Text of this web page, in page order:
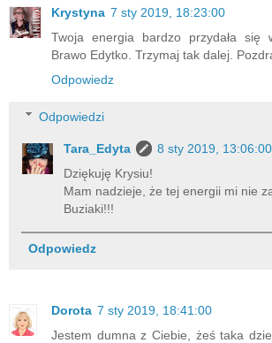
Krystyna 7 sty 2019, 18:23:00
Twoja energia bardzo przydała się
Brawo Edytko. Trzymaj tak dalej.
Odpowiedz
Odpowiedzi
Tara_Edyta
8 sty 2019, 13:06:00
Dziękuję Krysiu!
Mam nadzieje, że tej energii mi nie
Buziaki!!!
Odpowiedz
Dorota 7 sty 2019, 18:41:00
Jestem dumna z Ciebie, żeś taka